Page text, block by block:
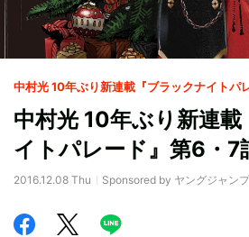
中村光 10年ぶり新連載『ブラックナイトパ
中村光 10年ぶり新連
イトパレード』第6・7
2016.12.08 Thu Sponsored by ヤングジャンプ